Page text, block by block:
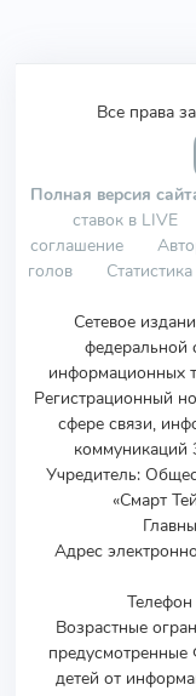
Все права
Полная версия
ставок в LIVE
соглашение
голов
Сетевое
федеральной
информационных
Регистрационный
сфере связи,
Учредитель:
«Смарт
Адрес
Возрастные
детей от